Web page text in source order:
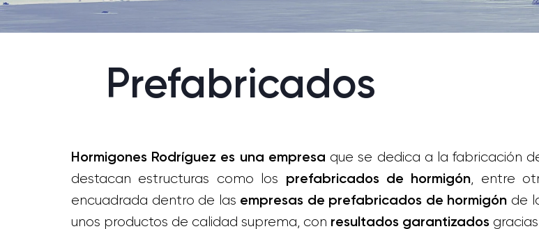
Prefabricados
Hormigones Rodríguez es una empresa que se dedica a la fabricación
destacan estructuras como los prefabricados de hormigón, entre
encuadrada dentro de las empresas de prefabricados de hormigón de
unos productos de calidad suprema, con resultados garantizados